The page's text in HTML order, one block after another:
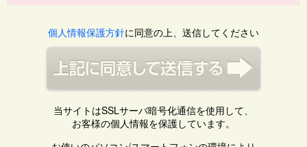
個人情報保護方針に同意の上、送信してください
当サイトはSSLサーバ暗号化通信を使用して、
お客様の個人情報を保護しています。